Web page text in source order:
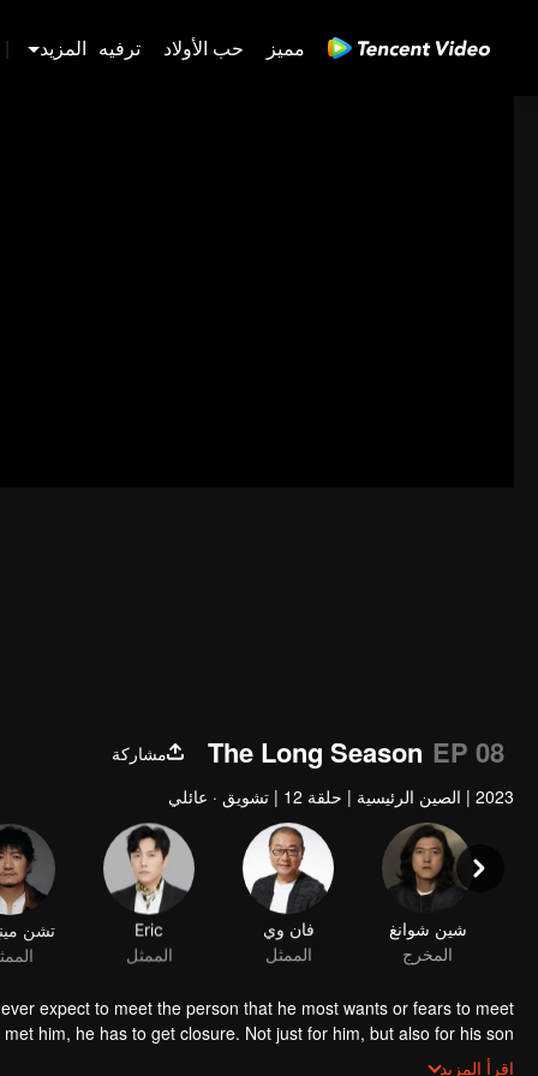
مميز حب الأولاد ترفيه المزيد |
The Long Season EP 08
مشاركة
2023
| الصين الرئيسية | حلقة 12 | تشويق · عائلي
شين شوانغ
المخرج
فان وي
الممثل
Eric
الممثل
تشن
expect to meet the person that he most wants or fears to meet
him, he has to get closure. Not just for him, but also for his son.
full of vigour and vitality for he was driving a steel monster with
اقرأ المزيد